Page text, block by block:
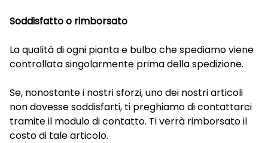
Soddisfatto o rimborsato
La qualità di ogni pianta e bulbo che spediamo viene
controllata singolarmente prima della spedizione.
Se, nonostante i nostri sforzi, uno dei nostri articoli
non dovesse soddisfarti, ti preghiamo di contattarci
tramite il modulo di contatto. Ti verrà rimborsato il
costo di tale articolo.